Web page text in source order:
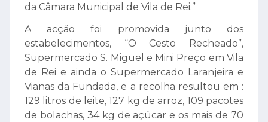
da Câmara Municipal de Vila de Rei.”
A acção foi promovida junto dos
estabelecimentos, “O Cesto Recheado”,
Supermercado S. Miguel e Mini Preço em Vila
de Rei e ainda o Supermercado Laranjeira e
Vianas da Fundada, e a recolha resultou em :
129 litros de leite, 127 kg de arroz, 109 pacotes
de bolachas, 34 kg de açúcar e os mais de 70